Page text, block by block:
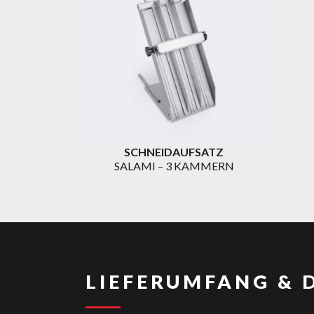
SCHNEIDAUFSATZ
SALAMI – 3 KAMMERN
LIEFERUMFANG &